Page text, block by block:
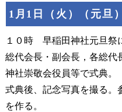
1月1日（火）（元旦）
１０時 早稲田神社元旦祭
総代会長・副会長，各総代
神社崇敬会役員等で式典。
式典後、記念写真を撮る。
を作る。